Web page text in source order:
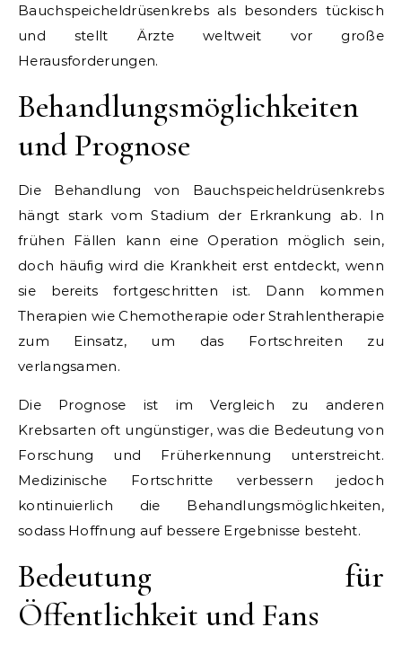
Bauchspeicheldrüsenkrebs als besonders tückisch
und stellt Ärzte weltweit vor große
Herausforderungen.
Behandlungsmöglichkeiten
und Prognose
Die Behandlung von Bauchspeicheldrüsenkrebs
hängt stark vom Stadium der Erkrankung ab. In
frühen Fällen kann eine Operation möglich sein,
doch häufig wird die Krankheit erst entdeckt, wenn
sie bereits fortgeschritten ist. Dann kommen
Therapien wie Chemotherapie oder Strahlentherapie
zum Einsatz, um das Fortschreiten zu
verlangsamen.
Die Prognose ist im Vergleich zu anderen
Krebsarten oft ungünstiger, was die Bedeutung von
Forschung und Früherkennung unterstreicht.
Medizinische Fortschritte verbessern jedoch
kontinuierlich die Behandlungsmöglichkeiten,
sodass Hoffnung auf bessere Ergebnisse besteht.
Bedeutung für
Öffentlichkeit und Fans